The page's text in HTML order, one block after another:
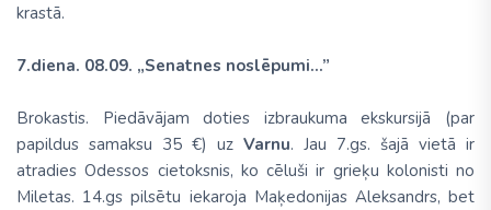
krastā.
7.diena. 08.09. „Senatnes noslēpumi...”
Brokastis. Piedāvājam doties izbraukuma ekskursijā (par
papildus samaksu 35 €) uz Varnu. Jau 7.gs. šajā vietā ir
atradies Odessos cietoksnis, ko cēluši ir grieķu kolonisti no
Miletas. 14.gs pilsētu iekaroja Maķedonijas Aleksandrs, bet